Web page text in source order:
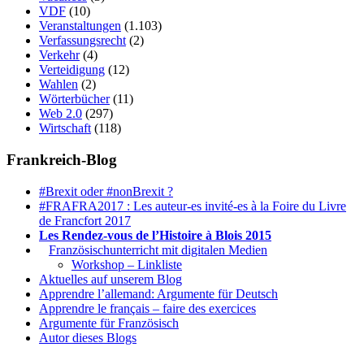
VDF (10)
Veranstaltungen (1.103)
Verfassungsrecht (2)
Verkehr(4)
Verteidigung (12)
Wahlen (2)
Wörterbücher(11)
Web 2.0 (297)
Wirtschaft (118)
Frankreich-Blog
#Brexit oder #nonBrexit ?
#FRAFRA2017 : Les auteur-es invité-es à la Foire du Livre
de Francfort 2017
Les Rendez-vous de l’Histoire à Blois 2015
Französischunterricht mit digitalen Medien
Workshop – Linkliste
Aktuelles auf unserem Blog
Apprendre l’allemand: Argumente für Deutsch
Apprendre le français – faire des exercices
Argumente für Französisch
Autor dieses Blogs